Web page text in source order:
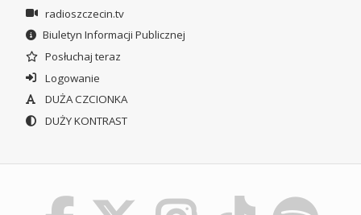
radioszczecin.tv
Biuletyn Informacji Publicznej
Posłuchaj teraz
Logowanie
DUŻA CZCIONKA
DUŻY KONTRAST